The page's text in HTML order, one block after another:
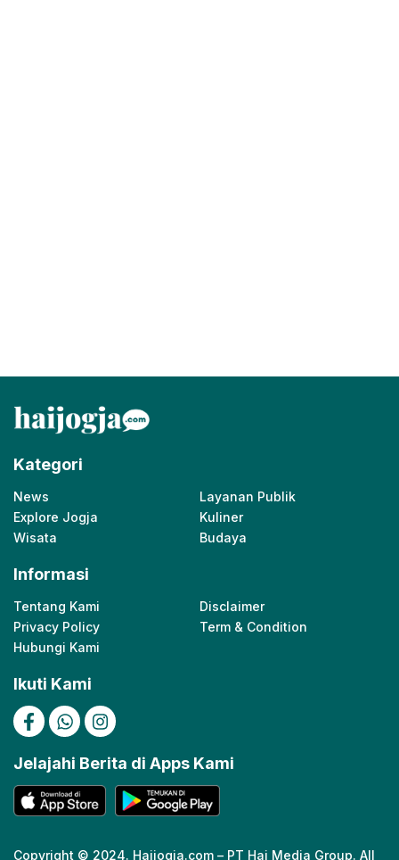
Kategori
News
Layanan Publik
Explore Jogja
Kuliner
Wisata
Budaya
Informasi
Tentang Kami
Disclaimer
Privacy Policy
Term & Condition
Hubungi Kami
Ikuti Kami
Jelajahi Berita di Apps Kami
Copyright © 2024. Haijogja.com – PT Hai Media Group. All